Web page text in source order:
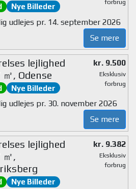
Nye Billeder
forbrug
udlejes pr. 14. september 2026
Se mere
lejlighed
, Odense
Nye Billeder
kr. 9.500
Eksklusiv
forbrug
udlejes pr. 30. november 2026
Se mere
lejlighed
㎡,
Nye Billeder
kr. 9.382
Eksklusiv
forbrug